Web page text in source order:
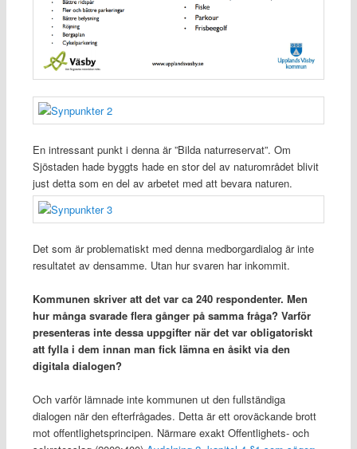
En intressant punkt i denna är ”Bilda naturreservat”. Om
Sjöstaden hade byggts hade en stor del av naturområdet blivit
just detta som en del av arbetet med att bevara naturen.
Det som är problematiskt med denna medborgardialog är inte
resultatet av densamme. Utan hur svaren har inkommit.
Kommunen skriver att det var ca 240 respondenter. Men
hur många svarade flera gånger på samma fråga? Varför
presenteras inte dessa uppgifter när det var obligatoriskt
att fylla i dem innan man fick lämna en åsikt via den
digitala dialogen?
Och varför lämnade inte kommunen ut den fullständiga
dialogen när den efterfrågades. Detta är ett oroväckande brott
mot offentlighetsprincipen. Närmare exakt Offentlighets- och